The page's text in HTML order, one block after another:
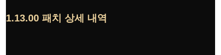
1.13.00 패치 상세 내역